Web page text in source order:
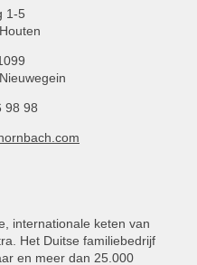
1-5
98 98
internationale keten van
Het Duitse familiebedrijf
en meer dan 25.000